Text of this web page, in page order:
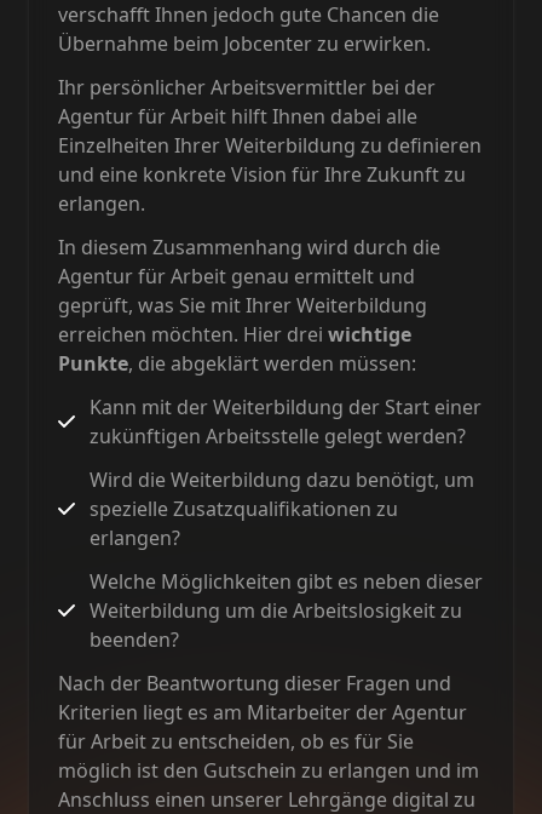
verschafft Ihnen jedoch gute Chancen die
Übernahme beim Jobcenter zu erwirken.
Ihr persönlicher Arbeitsvermittler bei der
Agentur für Arbeit hilft Ihnen dabei alle
Einzelheiten Ihrer Weiterbildung zu definieren
und eine konkrete Vision für Ihre Zukunft zu
erlangen.
In diesem Zusammenhang wird durch die
Agentur für Arbeit genau ermittelt und
geprüft, was Sie mit Ihrer Weiterbildung
erreichen möchten. Hier drei wichtige
Punkte, die abgeklärt werden müssen:
Kann mit der Weiterbildung der Start einer
zukünftigen Arbeitsstelle gelegt werden?
Wird die Weiterbildung dazu benötigt, um
spezielle Zusatzqualifikationen zu
erlangen?
Welche Möglichkeiten gibt es neben dieser
Weiterbildung um die Arbeitslosigkeit zu
beenden?
Nach der Beantwortung dieser Fragen und
Kriterien liegt es am Mitarbeiter der Agentur
für Arbeit zu entscheiden, ob es für Sie
möglich ist den Gutschein zu erlangen und im
Anschluss einen unserer Lehrgänge digital zu